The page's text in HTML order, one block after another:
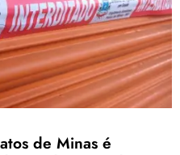
de Minas é